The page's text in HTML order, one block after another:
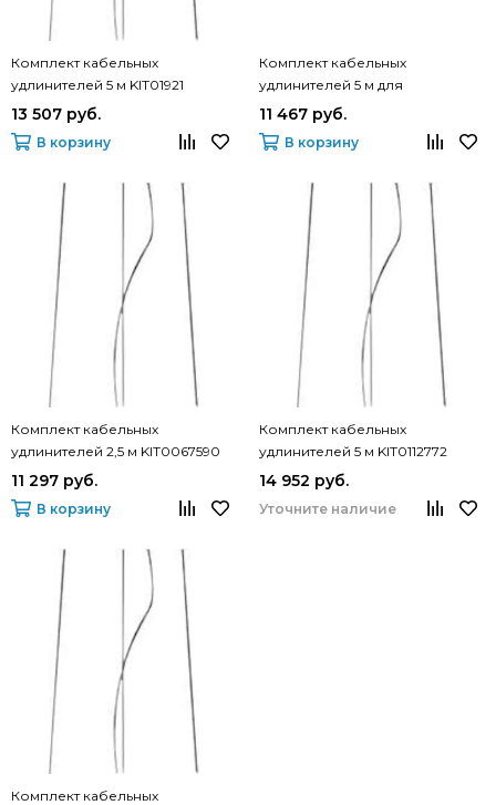
Комплект кабельных
удлинителей 5 м KIT01921
13 507 руб.
В корзину
Комплект кабельных
удлинителей 5 м для
дополнительной полки из дуба
KIT0120948
11 467 руб.
В корзину
Комплект кабельных
удлинителей 2,5 м KIT0067590
11 297 руб.
В корзину
Комплект кабельных
удлинителей 5 м KIT0112772
14 952 руб.
Уточните наличие
Комплект кабельных